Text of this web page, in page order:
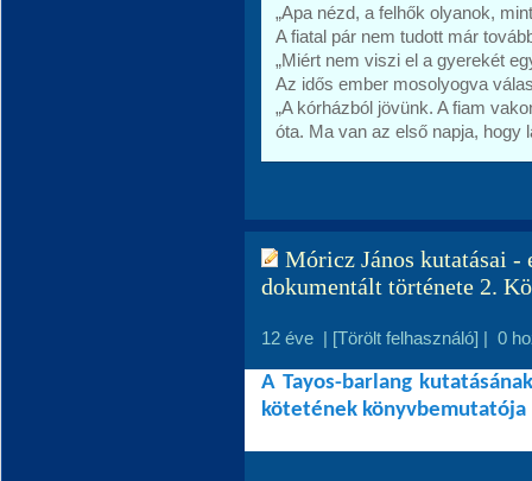
„Apa nézd, a felhők olyanok,
A fiatal pár nem tudott már
„Miért nem viszi el a gyerekét
Az idős ember mosolyogva
„A kórházból jövünk. A fiam
óta. Ma van az első napja, hogy
Móricz János kutatásai -
dokumentált története 2.
12 éve | [Törölt felhasználó] | 0
A Tayos-barlang
kötetének könyvbemutatója